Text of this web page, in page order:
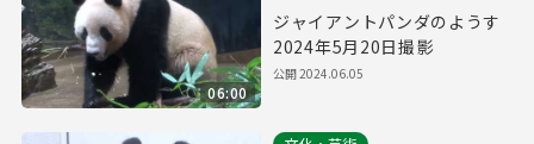
06:00
ジャイアントパンダのようす
2024年5月20日撮影
公開2024.06.05